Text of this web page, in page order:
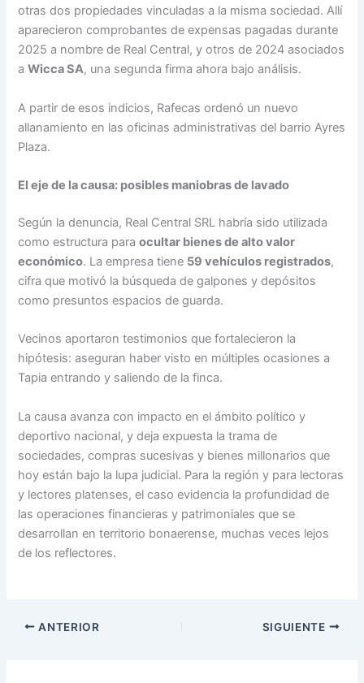
otras dos propiedades vinculadas a la misma sociedad. Allí
aparecieron comprobantes de expensas pagadas durante
2025 a nombre de Real Central, y otros de 2024 asociados
aWicca SA, una segunda firma ahora bajo análisis.
A partir de esos indicios, Rafecas ordenó un nuevo
allanamiento en las oficinas administrativas del barrio Ayres
Plaza.
El eje de la causa: posibles maniobras de lavado
Según la denuncia, Real Central SRL habría sido utilizada
como estructura paraocultar bienes de alto valor
económico. La empresa tiene 59 vehículos registrados,
cifra que motivó la búsqueda de galpones y depósitos
como presuntos espacios de guarda.
Vecinos aportaron testimonios que fortalecieron la
hipótesis: aseguran haber visto en múltiples ocasiones a
Tapia entrando y saliendo de la finca.
La causa avanza con impacto en el ámbito político y
deportivo nacional, y deja expuesta la trama de
sociedades, compras sucesivas y bienes millonarios que
hoy están bajo la lupa judicial. Para la región y para lectoras
y lectores platenses, el caso evidencia la profundidad de
las operaciones financieras y patrimoniales que se
desarrollan en territorio bonaerense, muchas veces lejos
de los reflectores.
ANTERIOR SIGUIENTE